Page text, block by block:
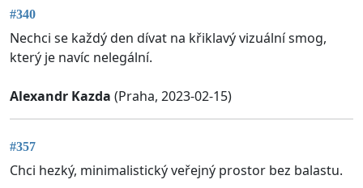
#340
Nechci se každý den dívat na křiklavý vizuální smog,
který je navíc nelegální.
Alexandr Kazda (Praha, 2023-02-15)
#357
Chci hezký, minimalistický veřejný prostor bez balastu.